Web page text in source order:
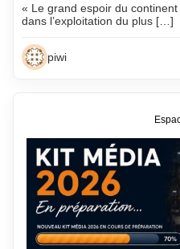
« Le grand espoir du
dans l’exploitation du plus […]
piwi